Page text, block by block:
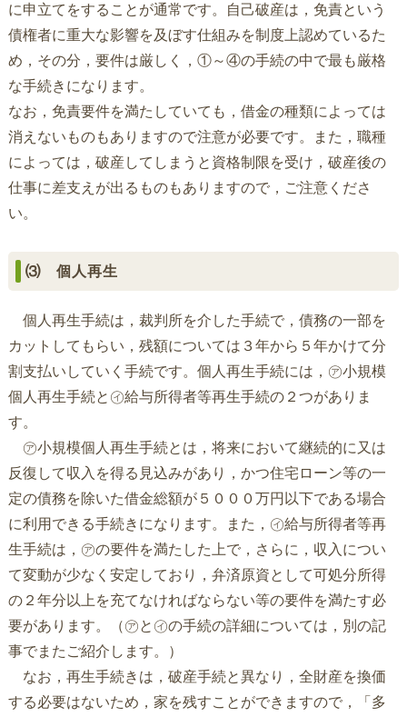
に申立てをすることが通常です。自己破産は，免責という
債権者に重大な影響を及ぼす仕組みを制度上認めているた
め，その分，要件は厳しく，①～④の手続の中で最も厳格
な手続きになります。
なお，免責要件を満たしていても，借金の種類によっては
消えないものもありますので注意が必要です。また，職種
によっては，破産してしまうと資格制限を受け，破産後の
仕事に差支えが出るものもありますので，ご注意くださ
い。
⑶ 個人再生
個人再生手続は，裁判所を介した手続で，債務の一部を
カットしてもらい，残額については３年から５年かけて分
割支払いしていく手続です。個人再生手続には，㋐小規模
個人再生手続と㋑給与所得者等再生手続の２つがありま
す。
㋐小規模個人再生手続とは，将来において継続的に又は
反復して収入を得る見込みがあり，かつ住宅ローン等の一
定の債務を除いた借金総額が５０００万円以下である場合
に利用できる手続きになります。また，㋑給与所得者等再
生手続は，㋐の要件を満たした上で，さらに，収入につい
て変動が少なく安定しており，弁済原資として可処分所得
の２年分以上を充てなければならない等の要件を満たす必
要があります。（㋐と㋑の手続の詳細については，別の記
事でまたご紹介します。）
なお，再生手続きは，破産手続と異なり，全財産を換価
する必要はないため，家を残すことができますので，「多